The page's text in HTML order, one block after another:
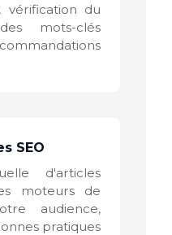
vérification du
mots-clés
SEO
d'articles
moteurs de
audience,
pratiques